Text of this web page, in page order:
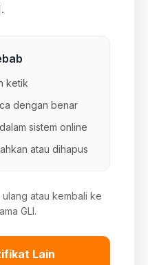
ketik
dengan benar
sistem online
atau dihapus
atau kembali ke
GLI.
Lain